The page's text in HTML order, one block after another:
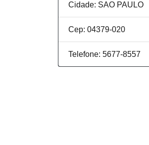
Cidade: SAO PAULO
Cep: 04379-020
Telefone: 5677-8557